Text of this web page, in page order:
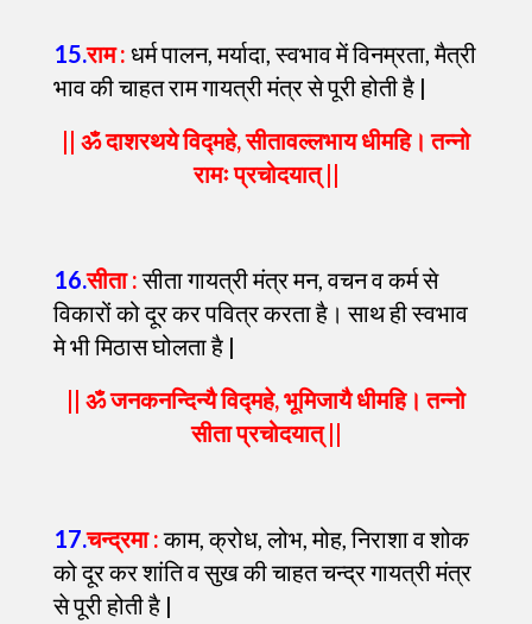
15.राम : धर्म पालन, मर्यादा, स्वभाव में विनम्रता, मैत्री
भाव की चाहत राम गायत्री मंत्र से पूरी होती है |
|| ॐ दाशरथये विद्महे, सीतावल्लभाय धीमहि। तन्नो
रामः प्रचोदयात् ||
16.सीता :सीता गायत्री मंत्र मन, वचन व कर्म से
विकारों को दूर कर पवित्र करता है। साथ ही स्वभाव
मे भी मिठास घोलता है |
|| ॐ जनकनन्दिन्यै विद्महे, भूमिजायै धीमहि। तन्नो
सीता प्रचोदयात् ||
17.चन्द्रमा :काम, क्रोध, लोभ, मोह, निराशा व शोक
को दूर कर शांति व सुख की चाहत चन्द्र गायत्री मंत्र
से पूरी होती है |